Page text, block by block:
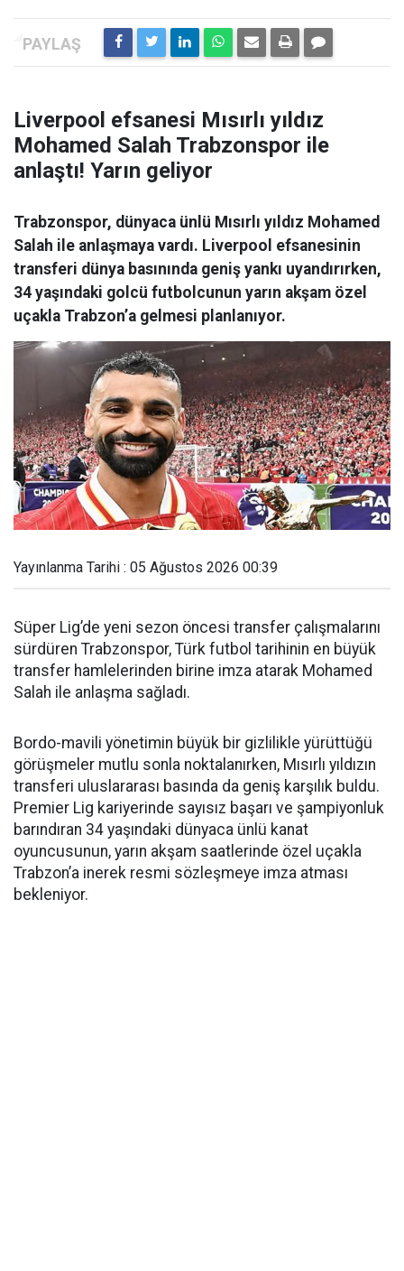
Liverpool efsanesi Mısırlı yıldız
Mohamed Salah Trabzonspor ile
anlaştı! Yarın geliyor
Trabzonspor, dünyaca ünlü Mısırlı yıldız Mohamed
Salah ile anlaşmaya vardı. Liverpool efsanesinin
transferi dünya basınında geniş yankı uyandırırken,
34 yaşındaki golcü futbolcunun yarın akşam özel
uçakla Trabzon’a gelmesi planlanıyor.
Yayınlanma Tarihi : 05 Ağustos 2026 00:39
Süper Lig’de yeni sezon öncesi transfer çalışmalarını
sürdüren Trabzonspor, Türk futbol tarihinin en büyük
transfer hamlelerinden birine imza atarak Mohamed
Salah ile anlaşma sağladı.
Bordo-mavili yönetimin büyük bir gizlilikle yürüttüğü
görüşmeler mutlu sonla noktalanırken, Mısırlı yıldızın
transferi uluslararası basında da geniş karşılık buldu.
Premier Lig kariyerinde sayısız başarı ve şampiyonluk
barındıran 34 yaşındaki dünyaca ünlü kanat
oyuncusunun, yarın akşam saatlerinde özel uçakla
Trabzon’a inerek resmi sözleşmeye imza atması
bekleniyor.